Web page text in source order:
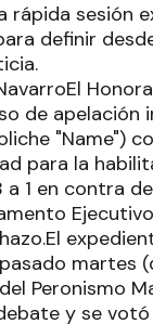
rápida sesión
definir
de apelación
"Name")
para la
1 en contra
martes
Peronismo
y se